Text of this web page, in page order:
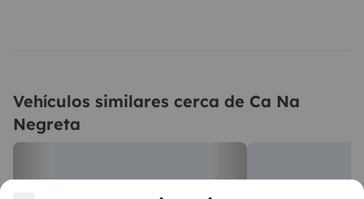
Vehículos similares cerca de Ca Na
Negreta